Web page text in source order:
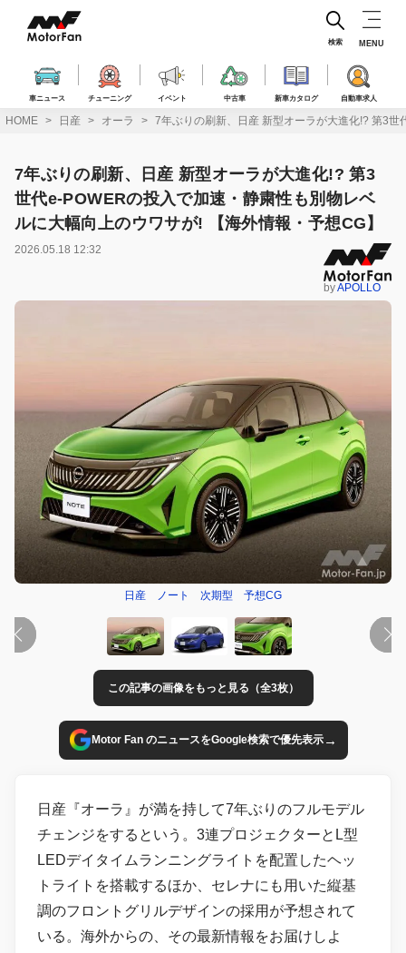
ス
車ニュース チューニング イベント 中古車 新車カタログ 自動車求人
検索 MENU
HOME 日産 オーラ 7年ぶりの刷新、日産 新型オーラが大進化!? 第3
7年ぶりの刷新、日産 新型オーラが大進化!? 第3
世代e-POWERの投入で加速・静粛性も別物レベ
ルに大幅向上のウワサが! 【海外情報・予想CG】
2026.05.18 12:32
byAPOLLO
日産 ノート 次期型 予想CG
この記事の画像をもっと見る（全3枚）
Motor Fan のニュースをGoogle検索で優先表示→
日産『オーラ』が満を持して7年ぶりのフルモデル
チェンジをするという。3連プロジェクターとL型
LEDデイタイムランニングライトを配置したヘッ
トライトを搭載するほか、セレナにも用いた縦基
調のフロントグリルデザインの採用が予想されて
いる。海外からの、その最新情報をお届けしよ